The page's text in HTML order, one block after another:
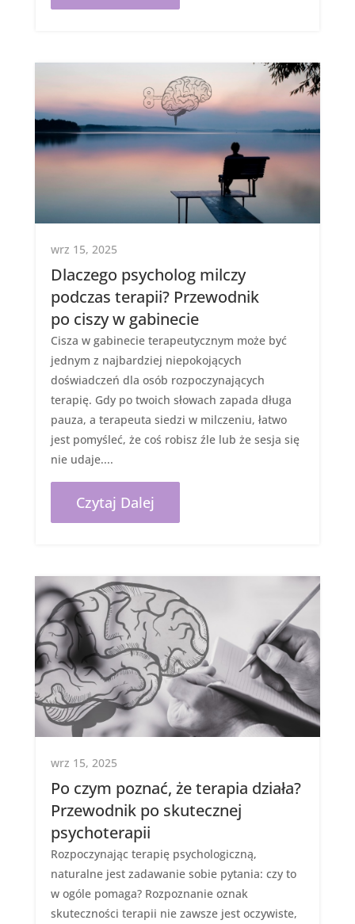
Dlaczego psycholog milczy
podczas terapii? Przewodnik
po ciszy w gabinecie
wrz 15, 2025
Cisza w gabinecie terapeutycznym może być
jednym z najbardziej niepokojących
doświadczeń dla osób rozpoczynających
terapię. Gdy po twoich słowach zapada długa
pauza, a terapeuta siedzi w milczeniu, łatwo
jest pomyśleć, że coś robisz źle lub że sesja się
nie udaje....
Czytaj Dalej
Po czym poznać, że terapia działa?
Przewodnik po skutecznej
psychoterapii
wrz 15, 2025
Rozpoczynając terapię psychologiczną,
naturalne jest zadawanie sobie pytania: czy to
w ogóle pomaga? Rozpoznanie oznak
skuteczności terapii nie zawsze jest oczywiste,